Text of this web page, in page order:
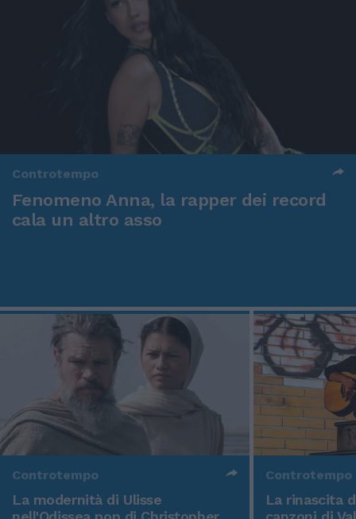
Controtempo
Fenomeno Anna, la rapper dei record
cala un altro asso
Controtempo
La modernità di Ulisse
Controtempo
La rinascita